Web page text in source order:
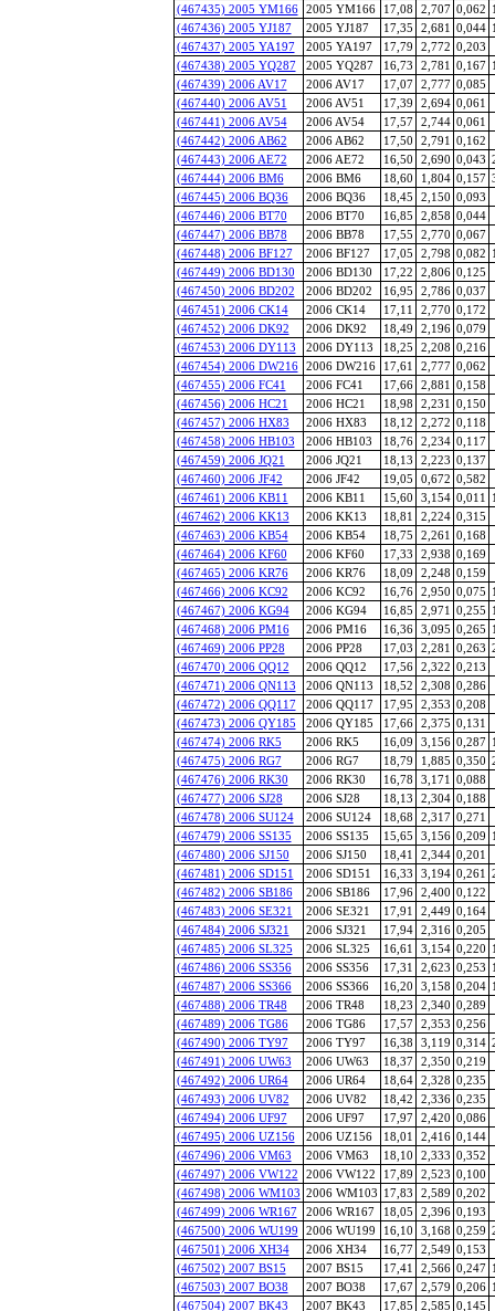
(467435) 2005 YM166
2005 YM166 17,08 2,707 0,062
(467436) 2005 YJ187
2005 YJ187 17,35 2,681 0,044
(467437) 2005 YA197
2005 YA197 17,79 2,772 0,203
(467438) 2005 YQ287
2005 YQ287 16,73 2,781 0,167
(467439) 2006 AV17
2006 AV17 17,07 2,777 0,085
(467440) 2006 AV51
2006 AV51 17,39 2,694 0,061
(467441) 2006 AV54
2006 AV54 17,57 2,744 0,061
(467442) 2006 AB62
2006 AB62 17,50 2,791 0,162
(467443) 2006 AE72
2006 AE72 16,50 2,690 0,043
(467444) 2006 BM6
2006 BM6 18,60 1,804 0,157
(467445) 2006 BQ36
2006 BQ36 18,45 2,150 0,093
(467446) 2006 BT70
2006 BT70 16,85 2,858 0,044
(467447) 2006 BB78
2006 BB78 17,55 2,770 0,067
(467448) 2006 BF127
2006 BF127 17,05 2,798 0,082
(467449) 2006 BD130
2006 BD130 17,22 2,806 0,125
(467450) 2006 BD202
2006 BD202 16,95 2,786 0,037
(467451) 2006 CK14
2006 CK14 17,11 2,770 0,172
(467452) 2006 DK92
2006 DK92 18,49 2,196 0,079
(467453) 2006 DY113
2006 DY113 18,25 2,208 0,216
(467454) 2006 DW216
2006 DW216 17,61 2,777 0,062
(467455) 2006 FC41
2006 FC41 17,66 2,881 0,158
(467456) 2006 HC21
2006 HC21 18,98 2,231 0,150
(467457) 2006 HX83
2006 HX83 18,12 2,272 0,118
(467458) 2006 HB103
2006 HB103 18,76 2,234 0,117
(467459) 2006 JQ21
2006 JQ21 18,13 2,223 0,137
(467460) 2006 JF42
2006 JF42 19,05 0,672 0,582
(467461) 2006 KB11
2006 KB11 15,60 3,154 0,011
(467462) 2006 KK13
2006 KK13 18,81 2,224 0,315
(467463) 2006 KB54
2006 KB54 18,75 2,261 0,168
(467464) 2006 KF60
2006 KF60 17,33 2,938 0,169
(467465) 2006 KR76
2006 KR76 18,09 2,248 0,159
(467466) 2006 KC92
2006 KC92 16,76 2,950 0,075
(467467) 2006 KG94
2006 KG94 16,85 2,971 0,255
(467468) 2006 PM16
2006 PM16 16,36 3,095 0,265
(467469) 2006 PP28
2006 PP28 17,03 2,281 0,263
(467470) 2006 QQ12
2006 QQ12 17,56 2,322 0,213
(467471) 2006 QN113
2006 QN113 18,52 2,308 0,286
(467472) 2006 QQ117
2006 QQ117 17,95 2,353 0,208
(467473) 2006 QY185
2006 QY185 17,66 2,375 0,131
(467474) 2006 RK5
2006 RK5 16,09 3,156 0,287
(467475) 2006 RG7
2006 RG7 18,79 1,885 0,350
(467476) 2006 RK30
2006 RK30 16,78 3,171 0,088
(467477) 2006 SJ28
2006 SJ28 18,13 2,304 0,188
(467478) 2006 SU124
2006 SU124 18,68 2,317 0,271
(467479) 2006 SS135
2006 SS135 15,65 3,156 0,209
(467480) 2006 SJ150
2006 SJ150 18,41 2,344 0,201
(467481) 2006 SD151
2006 SD151 16,33 3,194 0,261
(467482) 2006 SB186
2006 SB186 17,96 2,400 0,122
(467483) 2006 SE321
2006 SE321 17,91 2,449 0,164
(467484) 2006 SJ321
2006 SJ321 17,94 2,316 0,205
(467485) 2006 SL325
2006 SL325 16,61 3,154 0,220
(467486) 2006 SS356
2006 SS356 17,31 2,623 0,253
(467487) 2006 SS366
2006 SS366 16,20 3,158 0,204
(467488) 2006 TR48
2006 TR48 18,23 2,340 0,289
(467489) 2006 TG86
2006 TG86 17,57 2,353 0,256
(467490) 2006 TY97
2006 TY97 16,38 3,119 0,314
(467491) 2006 UW63
2006 UW63 18,37 2,350 0,219
(467492) 2006 UR64
2006 UR64 18,64 2,328 0,235
(467493) 2006 UV82
2006 UV82 18,42 2,336 0,235
(467494) 2006 UF97
2006 UF97 17,97 2,420 0,086
(467495) 2006 UZ156
2006 UZ156 18,01 2,416 0,144
(467496) 2006 VM63
2006 VM63 18,10 2,333 0,352
(467497) 2006 VW122
2006 VW122 17,89 2,523 0,100
(467498) 2006 WM103 2006 WM103 17,83 2,589 0,202
(467499) 2006 WR167
2006 WR167 18,05 2,396 0,193
(467500) 2006 WU199
2006 WU199 16,10 3,168 0,259
(467501) 2006 XH34
2006 XH34 16,77 2,549 0,153
(467502) 2007 BS15
2007 BS15 17,41 2,566 0,247
(467503) 2007 BO38
2007 BO38 17,67 2,579 0,206
(467504) 2007 BK43
2007 BK43 17,85 2,585 0,145